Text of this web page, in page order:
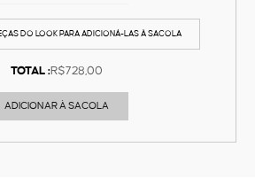
DO LOOK PARA ADICIONÁ-LAS À SACOLA
TOTAL :R$728,00
ADICIONAR À SACOLA